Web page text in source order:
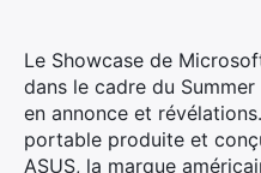
Le Showcase de
dans le cadre du
en annonce et révélations.
portable produite et
ASUS, la marque